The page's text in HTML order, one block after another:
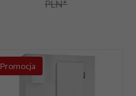
PLN*
Promocja